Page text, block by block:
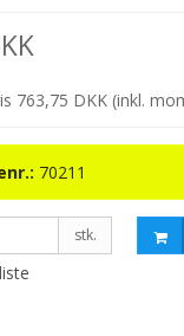
763,75 DKK (inkl.
70211
stk.